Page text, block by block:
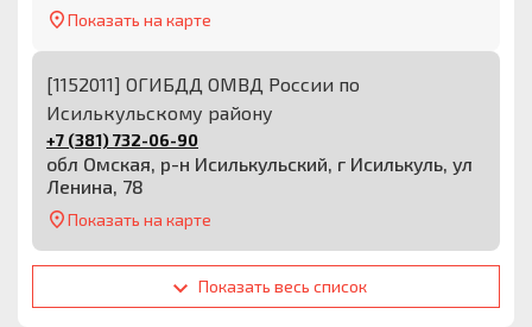
Показать на карте
[1152011] ОГИБДД ОМВД России по
Исилькульскому району
+7 (381) 732-06-90
обл Омская, р-н Исилькульский, г Исилькуль, ул
Ленина, 78
Показать на карте
Показать весь список